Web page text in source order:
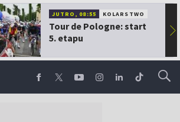
JUTRO, 08:55 KOLARSTWO
Tour de Pologne: start
5. etapu
▶